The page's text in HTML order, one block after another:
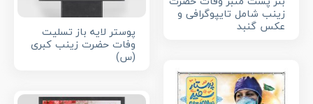
زینب شامل تایپوگرافی و
عکس گنبد
پوستر لایه باز تسلیت
وفات حضرت زینب کبری
(س)